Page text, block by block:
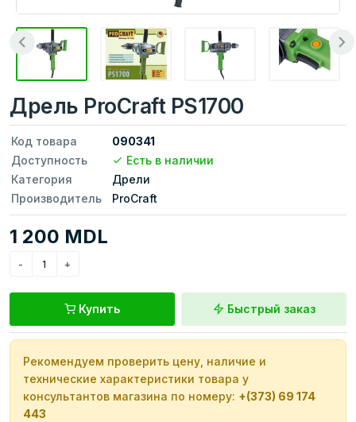
Дрель ProCraft PS1700
Код товара
090341
Доступность
Есть в наличии
Категория
Дрели
Производитель
ProCraft
1 200 MDL
Купить Быстрый заказ
Рекомендуем проверить цену, наличие и
технические характеристики товара у
консультантов магазина по номеру: +(373) 69 174
443